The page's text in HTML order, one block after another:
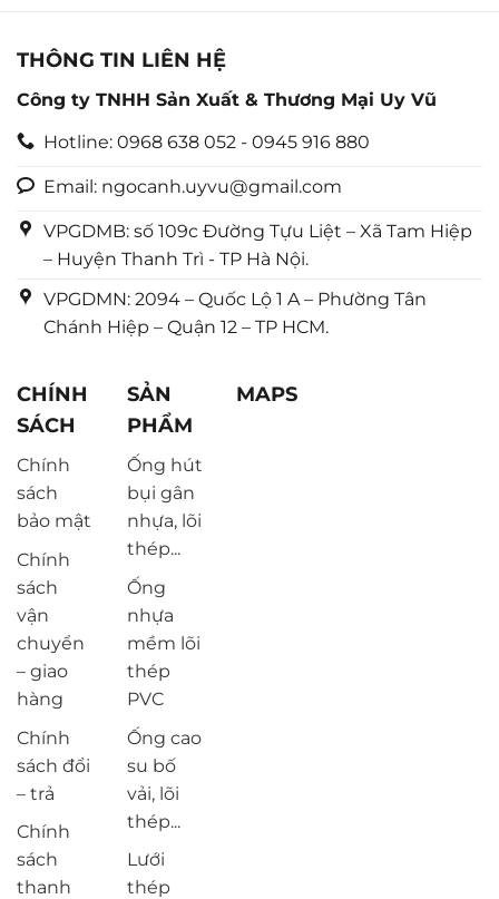
THÔNG TIN LIÊN HỆ
Công ty TNHH Sản Xuất & Thương Mại Uy Vũ
Hotline: 0968 638 052 - 0945 916 880
Email: ngocanh.uyvu@gmail.com
VPGDMB: số 109c Đường Tựu Liệt – Xã Tam Hiệp
– Huyện Thanh Trì - TP Hà Nội.
VPGDMN: 2094 – Quốc Lộ 1 A – Phường Tân
Chánh Hiệp – Quận 12 – TP HCM.
CHÍNH
SÁCH
Chính
sách
bảo mật
Chính
sách
vận
chuyển
– giao
hàng
Chính
sách đổi
– trả
Chính
sách
thanh
SẢN
PHẨM
Ống hút
bụi gân
nhựa, lõi
thép...
Ống
nhựa
mềm lõi
thép
PVC
Ống cao
su bố
vải, lõi
thép...
Lưới
thép
MAPS